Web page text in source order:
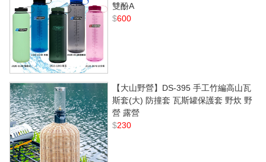
雙酚A
$600
【大山野營】DS-395 手工竹編高山瓦
斯套(大) 防撞套 瓦斯罐保護套 野炊 野
營 露營
$230